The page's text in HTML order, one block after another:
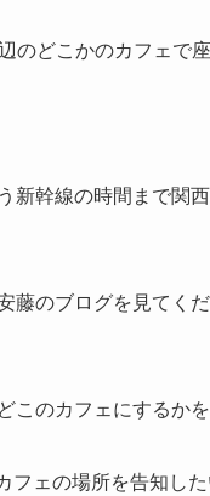
のどこかのカフェで
新幹線の時間まで関
藤のブログを見てく
のカフェにするかを
フェの場所を告知し